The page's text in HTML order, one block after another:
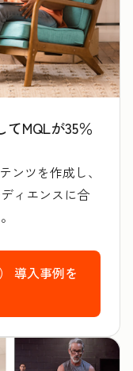
MQLが35％
ンツを作成し、
ィエンスに合
導入事例を